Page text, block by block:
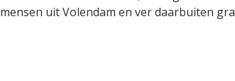
uit Volendam en ver daarbuiten